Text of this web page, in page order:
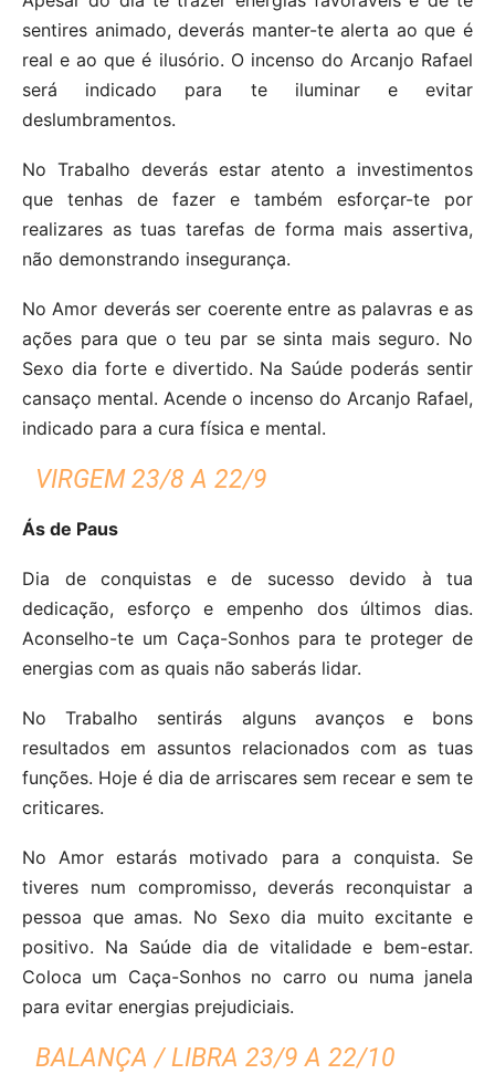
sentires animado, deverás manter-te alerta ao que é
real e ao que é ilusório. O incenso do Arcanjo Rafael
será indicado para te iluminar e evitar
deslumbramentos.
No Trabalho deverás estar atento a investimentos
que tenhas de fazer e também esforçar-te por
realizares as tuas tarefas de forma mais assertiva,
não demonstrando insegurança.
No Amor deverás ser coerente entre as palavras e as
ações para que o teu par se sinta mais seguro. No
Sexo dia forte e divertido. Na Saúde poderás sentir
cansaço mental. Acende o incenso do Arcanjo Rafael,
indicado para a cura física e mental.
VIRGEM 23/8 A 22/9
Ás de Paus
Dia de conquistas e de sucesso devido à tua
dedicação, esforço e empenho dos últimos dias.
Aconselho-te um Caça-Sonhos para te proteger de
energias com as quais não saberás lidar.
No Trabalho sentirás alguns avanços e bons
resultados em assuntos relacionados com as tuas
funções. Hoje é dia de arriscares sem recear e sem te
criticares.
No Amor estarás motivado para a conquista. Se
tiveres num compromisso, deverás reconquistar a
pessoa que amas. No Sexo dia muito excitante e
positivo. Na Saúde dia de vitalidade e bem-estar.
Coloca um Caça-Sonhos no carro ou numa janela
para evitar energias prejudiciais.
BALANÇA / LIBRA 23/9 A 22/10